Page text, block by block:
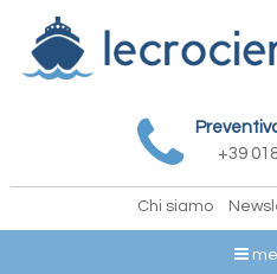
+39
Chi siamo